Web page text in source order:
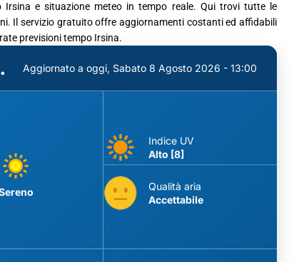
Irsina e situazione meteo in tempo reale. Qui trovi tutte le
Il servizio gratuito offre aggiornamenti costanti ed affidabili
previsioni tempo Irsina.
(MT) Aggiornato a oggi, Sabato 8 Agosto 2026 - 13:00
Indice UV
Alto [8]
Qualità aria
Accettabile